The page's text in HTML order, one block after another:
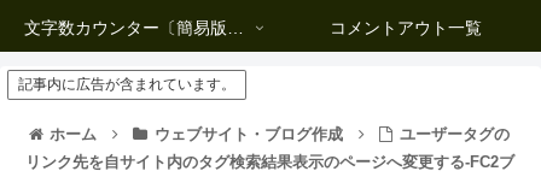
文字数カウンター〔簡易版複数行タイプ〕 コメントアウト一覧
記事内に広告が含まれています。
ホーム ウェブサイト・ブログ作成
ユーザータグの
リンク先を自サイト内のタグ検索結果表示のページへ変更する-FC2ブ